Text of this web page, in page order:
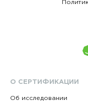
О СЕРТИФИКАЦИИ
Об исследовании